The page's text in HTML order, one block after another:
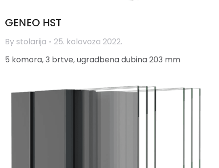
GENEO HST
Bystolarija
25. kolovoza 2022.
5 komora, 3 brtve, ugradbena dubina 203 mm